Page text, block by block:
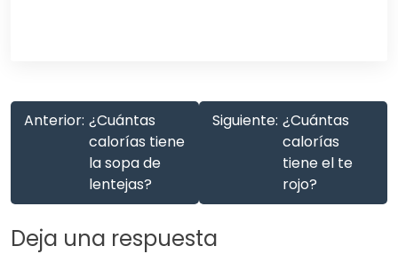
Anterior: ¿Cuántas
calorías tiene
la sopa de
lentejas?
Siguiente: ¿Cuántas
calorías
tiene el te
rojo?
Deja una respuesta